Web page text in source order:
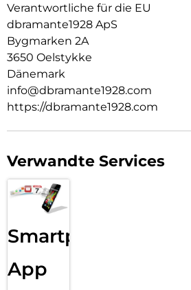
Verantwortliche für die EU
dbramante1928 ApS
Bygmarken 2A
3650 Oelstykke
Dänemark
info@dbramante1928.com
https://dbramante1928.com
Verwandte Services
Smartphone
App